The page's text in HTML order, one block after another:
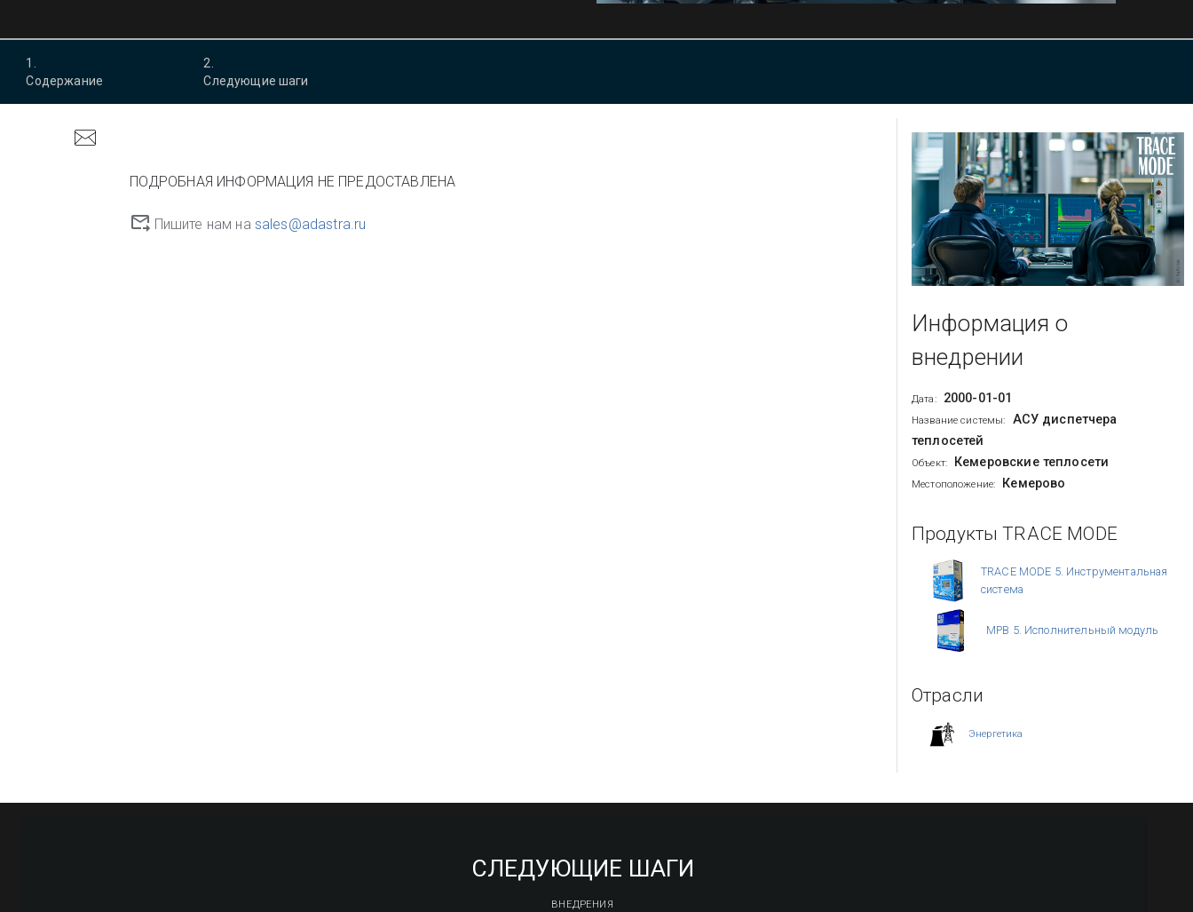
1
Содержание
2
Следующие шаги
ПОДРОБНАЯ ИНФОРМАЦИЯ НЕ ПРЕДОСТАВЛЕНА
Пишите нам на sales@adastra.ru
Информация о
внедрении
Дата: 2000-01-01
Название системы:
АСУ диспетчера
теплосетей
Объект: Кемеровские теплосети
Местоположение: Кемерово
Продукты TRACE MODE
TRACE MODE 5. Инструментальная
система
МРВ 5. Исполнительный модуль
Отрасли
Энергетика
СЛЕДУЮЩИЕ ШАГИ
ВНЕДРЕНИЯ